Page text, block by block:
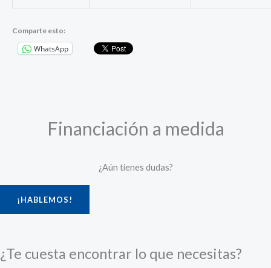
Comparte esto:
WhatsApp
Financiación a medida
¿Aún tienes dudas?
¡HABLEMOS!
¿Te cuesta encontrar lo que necesitas?